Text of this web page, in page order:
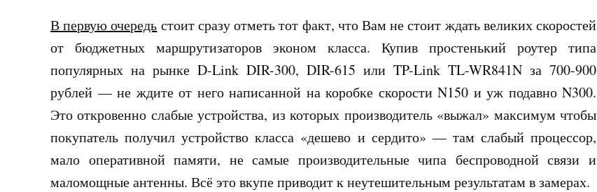
В первую очередь стоит сразу отметь тот факт, что Вам не стоит ждать великих скоростей
от бюджетных маршрутизаторов эконом класса. Купив простенький роутер типа
популярных на рынке D-Link DIR-300, DIR-615 или TP-Link TL-WR841N за 700-900
рублей — не ждите от него написанной на коробке скорости N150 и уж подавно N300.
Это откровенно слабые устройства, из которых производитель «выжал» максимум чтобы
покупатель получил устройство класса «дешево и сердито» — там слабый процессор,
мало оперативной памяти, не самые производительные чипа беспроводной связи и
маломощные антенны. Всё это вкупе приводит к неутешительным результатам в замерах.